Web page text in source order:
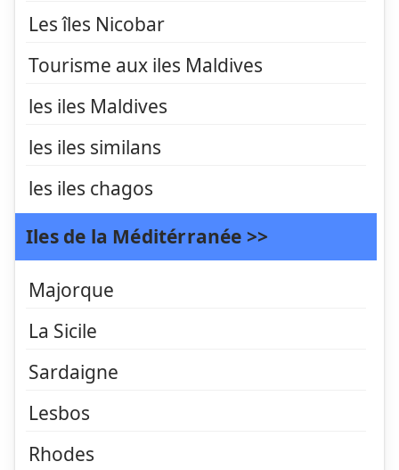
Les îles Nicobar
Tourisme aux iles Maldives
les iles Maldives
les iles similans
les iles chagos
Iles de la Méditérranée >>
Majorque
La Sicile
Sardaigne
Lesbos
Rhodes